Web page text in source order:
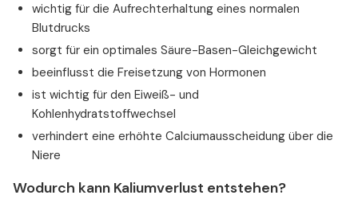
wichtig für die Aufrechterhaltung eines normalen
Blutdrucks
sorgt für ein optimales Säure-Basen-Gleichgewicht
beeinflusst die Freisetzung von Hormonen
ist wichtig für den Eiweiß- und
Kohlenhydratstoffwechsel
verhindert eine erhöhte Calciumausscheidung über die
Niere
Wodurch kann Kaliumverlust entstehen?